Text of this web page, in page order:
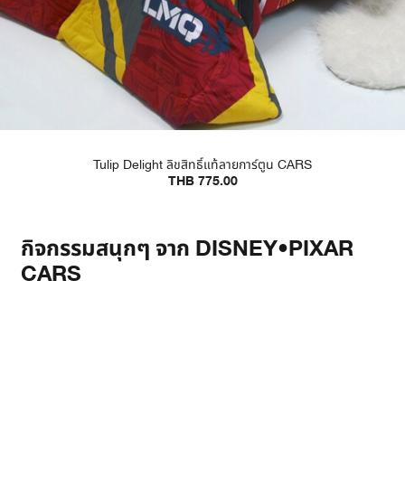
Tulip Delight ลิขสิทธิ์แท้ลายการ์ตูน CARS
THB 775.00
กิจกรรมสนุกๆ จาก DISNEY•PIXAR
CARS